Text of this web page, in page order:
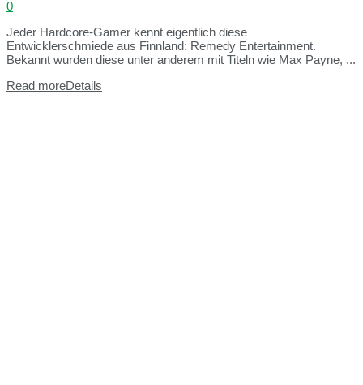
0
Jeder Hardcore-Gamer kennt eigentlich diese
Entwicklerschmiede aus Finnland: Remedy Entertainment.
Bekannt wurden diese unter anderem mit Titeln wie Max Payne, ...
Read moreDetails